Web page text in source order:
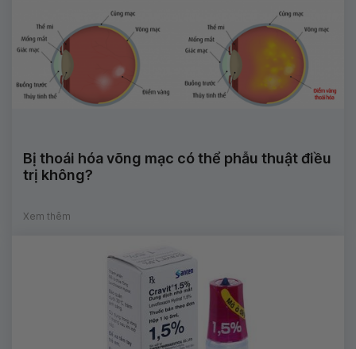
Bị thoái hóa võng mạc có thể phẫu thuật điều
trị không?
Xem thêm